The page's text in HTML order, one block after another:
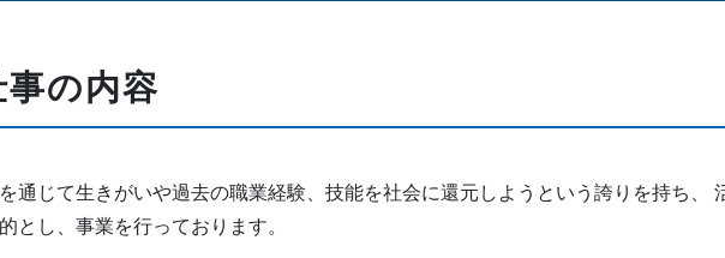
事の内容
通じて生きがいや過去の職業経験、技能を社会に還元しようという誇りを持ち、
とし、事業を行っております。